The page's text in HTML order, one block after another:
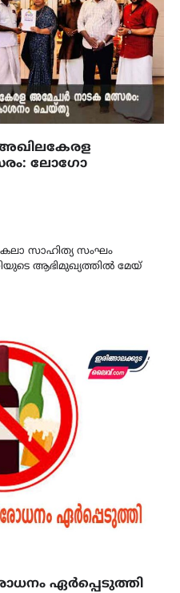
ലോഗോ
സാഹിത്യ സംഘം
ആഭിമുഖ്യത്തിൽ മേയ്
ഏര്‍പ്പെടുത്തി